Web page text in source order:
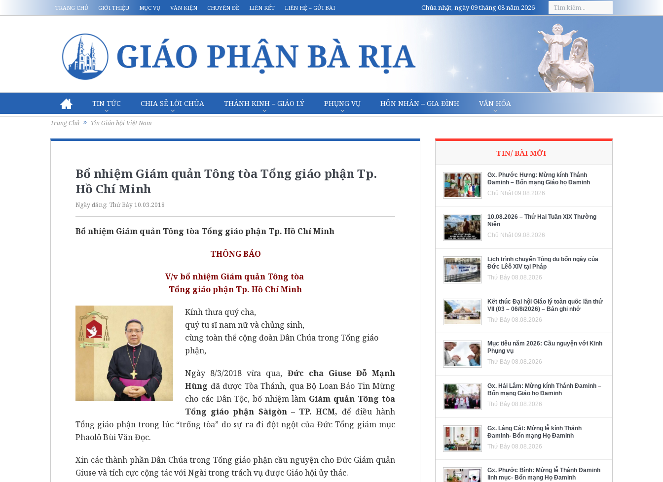
TRANG CHỦ GIỚI THIỆU MỤC VỤ VĂN KIỆN CHUYÊN ĐỀ LIÊN KẾT LIÊN HỆ – GỬI BÀI Chúa nhật, ngày 09 tháng 08 năm 2026
TIN TỨC CHIA SẺ LỜI CHÚA THÁNH KINH – GIÁO LÝ PHỤNG VỤ HÔN NHÂN – GIA ĐÌNH VĂN HÓA
Trang Chủ Tin Giáo hội Việt Nam
Bổ nhiệm Giám quản Tông tòa Tổng giáo phận Tp.
Hồ Chí Minh
Ngày đăng: Thứ Bảy 10.03.2018
Bổ nhiệm Giám quản Tông tòa Tổng giáo phận Tp. Hồ Chí Minh
THÔNG BÁO
V/v bổ nhiệm Giám quản Tông tòa
Tổng giáo phận Tp. Hồ Chí Minh
Kính thưa quý cha,
quý tu sĩ nam nữ và chủng sinh,
cùng toàn thể cộng đoàn Dân Chúa trong Tổng giáo
phận,
Ngày 8/3/2018 vừa qua, Đức cha Giuse Đỗ Mạnh
Hùng đã được Tòa Thánh, qua Bộ Loan Báo Tin Mừng
cho các Dân Tộc, bổ nhiệm làm Giám quản Tông tòa
Tổng giáo phận Sàigòn – TP. HCM, để điều hành
Tổng giáo phận trong lúc “trống tòa” do sự ra đi đột ngột của Đức Tổng giám mục
Phaolô Bùi Văn Đọc.
Xin các thành phần Dân Chúa trong Tổng giáo phận cầu nguyện cho Đức Giám quản
Giuse và tích cực cộng tác với Ngài trong trách vụ được Giáo hội ủy thác.
TIN/ BÀI MỚI
Gx. Phước Hưng: Mừng kính Thánh
Đaminh – Bổn mạng Giáo họ Đaminh
Chủ Nhật 09.08.2026
10.08.2026 – Thứ Hai Tuần XIX Thường
Niên
Chủ Nhật 09.08.2026
Lịch trình chuyến Tông du bốn ngày của
Đức Lêô XIV tại Pháp
Thứ Bảy 08.08.2026
Kết thúc Đại hội Giáo lý toàn quốc lần thứ
VII (03 – 06/8/2026) – Bản ghi nhớ
Thứ Bảy 08.08.2026
Mục tiêu năm 2026: Cầu nguyện với Kinh
Phụng vụ
Thứ Bảy 08.08.2026
Gx. Hải Lâm: Mừng kính Thánh Đaminh –
Bổn mạng Giáo họ Đaminh
Thứ Bảy 08.08.2026
Gx. Láng Cát: Mừng lễ kính Thánh
Đaminh- Bổn mạng Họ Đaminh
Thứ Bảy 08.08.2026
Gx. Phước Bình: Mừng lễ Thánh Đaminh
linh mục- Bổn mạng Họ Đaminh